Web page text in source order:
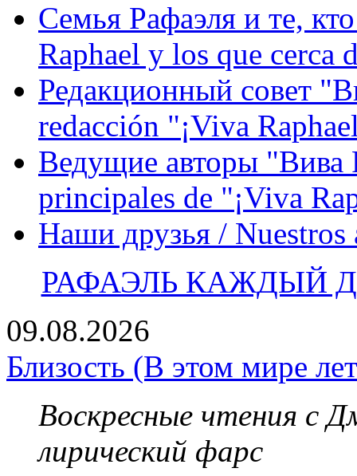
Семья Рафаэля и те,
Raphael y los que cerca
Редакционный совет
redacción "¡Viva
Ведущие авторы "Вива
principales de "¡Viva
Наши друзья / Nuestros
РАФАЭЛЬ КАЖДЫЙ
09.08.2026
Близость (В этом мире
Воскресные чтения с
лирический фарс